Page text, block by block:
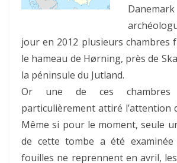
jour en 2012 plusieurs chambres
le hameau de Hørning, près de
la péninsule du Jutland.
Or une de ces chambres
particulièrement attiré l’attention
Même si pour le moment, seule
de cette tombe a été
fouilles ne reprennent en avril,